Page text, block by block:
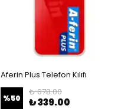
Aferin Plus Telefon Kılıfı
%50
₺ 678.00
₺ 339.00